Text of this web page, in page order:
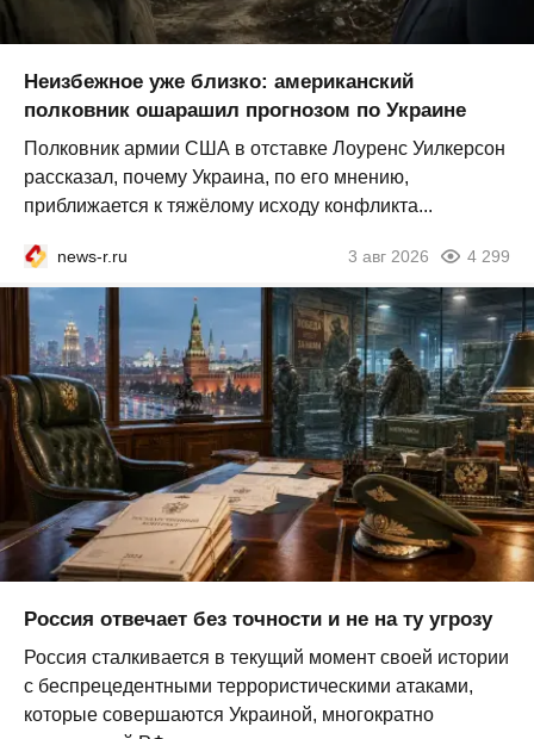
Неизбежное уже близко: американский
полковник ошарашил прогнозом по Украине
Полковник армии США в отставке Лоуренс Уилкерсон
рассказал, почему Украина, по его мнению,
приближается к тяжёлому исходу конфликта...
news-r.ru 3 авг 2026 4 299
Россия отвечает без точности и не на ту угрозу
Россия сталкивается в текущий момент своей истории
с беспрецедентными террористическими атаками,
которые совершаются Украиной, многократно